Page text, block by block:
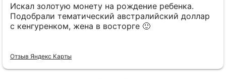
Искал золотую монету на рождение ребенка.
Подобрали тематический австралийский доллар
с кенгуренком, жена в восторге 🙂
Отзыв Яндекс Карты